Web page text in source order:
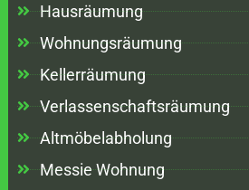
Hausräumung
Wohnungsräumung
Kellerräumung
Verlassenschaftsräumung
Altmöbelabholung
Messie Wohnung